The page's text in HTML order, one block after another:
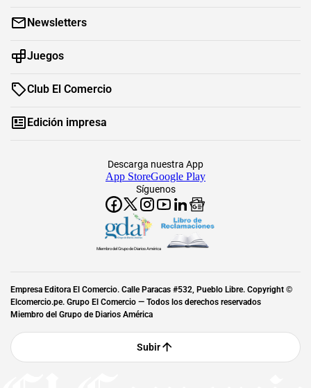
Newsletters
Juegos
Club El Comercio
Edición impresa
Síguenos
Descarga nuestra App
App StoreGoogle Play
Miembro del Grupo de Diarios América
Empresa Editora El Comercio. Calle Paracas #532, Pueblo Libre. Copyright ©
Elcomercio.pe. Grupo El Comercio — Todos los derechos reservados
Miembro del Grupo de Diarios América
Subir